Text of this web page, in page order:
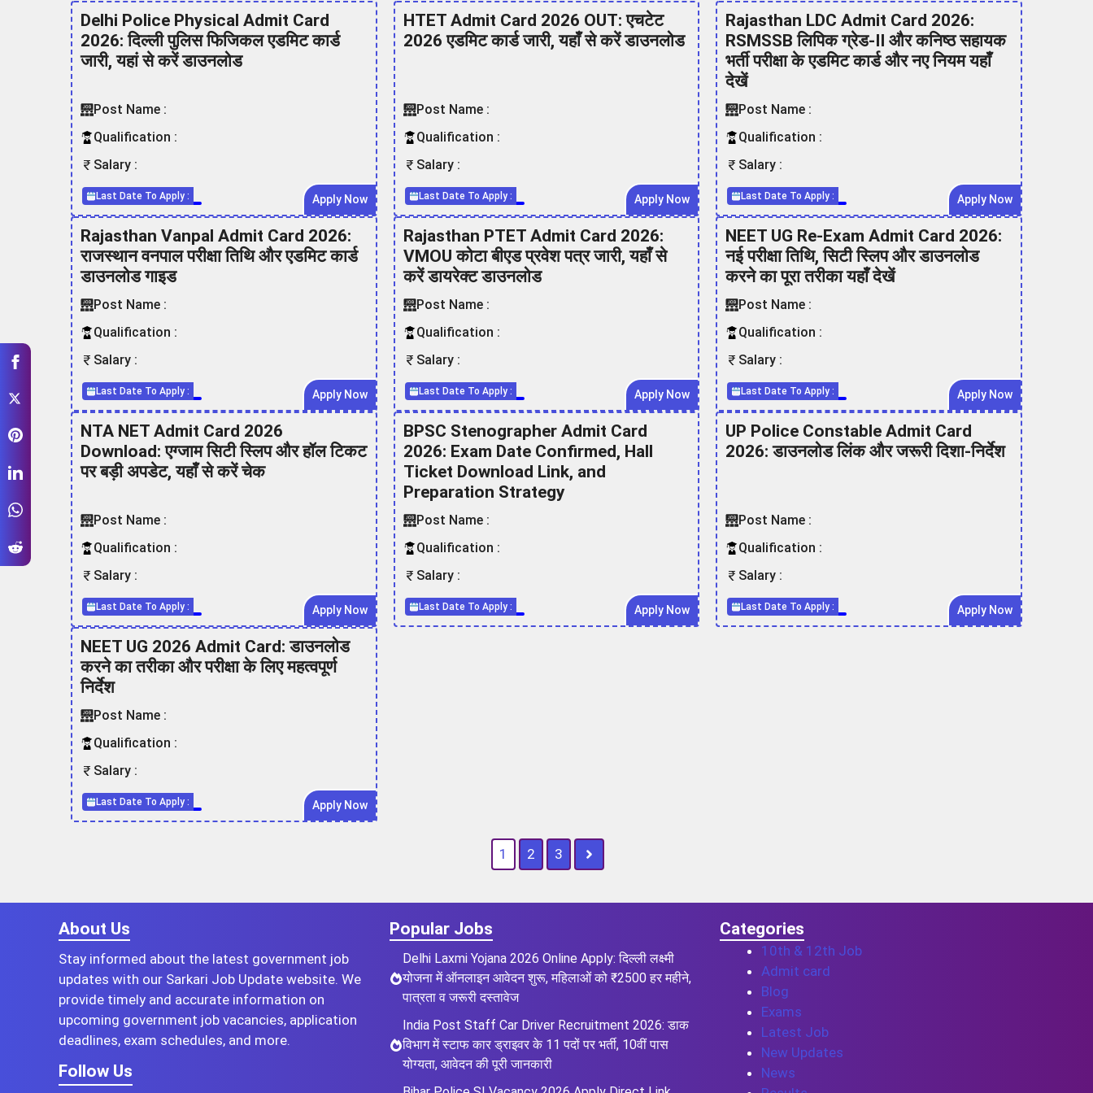
Delhi Police Physical Admit Card
2026: दिल्ली पुलिस फिजिकल एडमिट कार्ड
जारी, यहां से करें डाउनलोड
Post Name :
Qualification :
Salary :
Last Date To Apply : Apply Now
HTET Admit Card 2026 OUT: एचटेट
2026 एडमिट कार्ड जारी, यहाँ से करें डाउनलोड
Post Name :
Qualification :
Salary :
Last Date To Apply : Apply Now
Rajasthan LDC Admit Card 2026:
RSMSSB लिपिक ग्रेड-II और कनिष्ठ सहायक
भर्ती परीक्षा के एडमिट कार्ड और नए नियम यहाँ
देखें
Post Name :
Qualification :
Salary :
Last Date To Apply : Apply Now
Rajasthan Vanpal Admit Card 2026:
राजस्थान वनपाल परीक्षा तिथि और एडमिट कार्ड
डाउनलोड गाइड
Post Name :
Qualification :
Salary :
Last Date To Apply : Apply Now
Rajasthan PTET Admit Card 2026:
VMOU कोटा बीएड प्रवेश पत्र जारी, यहाँ से
करें डायरेक्ट डाउनलोड
Post Name :
Qualification :
Salary :
Last Date To Apply : Apply Now
NEET UG Re-Exam Admit Card 2026:
नई परीक्षा तिथि, सिटी स्लिप और डाउनलोड
करने का पूरा तरीका यहाँ देखें
Post Name :
Qualification :
Salary :
Last Date To Apply : Apply Now
NTA NET Admit Card 2026
Download: एग्जाम सिटी स्लिप और हॉल टिकट
पर बड़ी अपडेट, यहाँ से करें चेक
Post Name :
Qualification :
Salary :
Last Date To Apply : Apply Now
BPSC Stenographer Admit Card
2026: Exam Date Confirmed, Hall
Ticket Download Link, and
Preparation Strategy
Post Name :
Qualification :
Salary :
Last Date To Apply : Apply Now
UP Police Constable Admit Card
2026: डाउनलोड लिंक और जरूरी दिशा-निर्देश
Post Name :
Qualification :
Salary :
Last Date To Apply : Apply Now
NEET UG 2026 Admit Card: डाउनलोड
करने का तरीका और परीक्षा के लिए महत्वपूर्ण
निर्देश
Post Name :
Qualification :
Salary :
Last Date To Apply : Apply Now
1 2 3
About Us
Stay informed about the latest government job
updates with our Sarkari Job Update website. We
provide timely and accurate information on
upcoming government job vacancies, application
deadlines, exam schedules, and more.
Follow Us
Popular Jobs
Delhi Laxmi Yojana 2026 Online Apply: दिल्ली लक्ष्मी
योजना में ऑनलाइन आवेदन शुरू, महिलाओं को ₹2500 हर महीने,
पात्रता व जरूरी दस्तावेज
India Post Staff Car Driver Recruitment 2026: डाक
विभाग में स्टाफ कार ड्राइवर के 11 पदों पर भर्ती, 10वीं पास
योग्यता, आवेदन की पूरी जानकारी
Categories
10th & 12th Job
Admit card
Blog
Exams
Latest Job
New Updates
News